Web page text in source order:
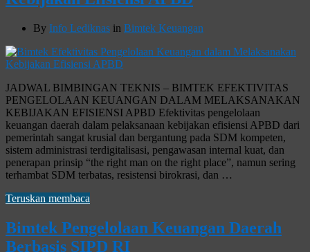
By Info Lediknas in Bimtek Keuangan
JADWAL BIMBINGAN TEKNIS – BIMTEK EFEKTIVITAS
PENGELOLAAN KEUANGAN DALAM MELAKSANAKAN
KEBIJAKAN EFISIENSI APBD Efektivitas pengelolaan
keuangan daerah dalam pelaksanaan kebijakan efisiensi APBD dari
pemerintah sangat krusial dan bergantung pada SDM kompeten,
sistem administrasi terdigitalisasi, pengawasan internal kuat, dan
penerapan prinsip “the right man on the right place”, namun sering
terhambat SDM terbatas, resistensi birokrasi, dan …
Teruskan membaca
Bimtek Pengelolaan Keuangan Daerah
Berbasis SIPD RI